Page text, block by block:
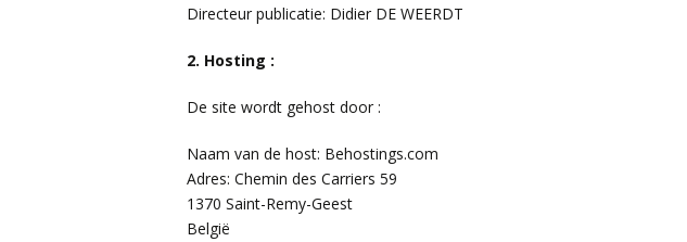
Directeur publicatie: Didier DE WEERDT
2. Hosting :
De site wordt gehost door :
Naam van de host: Behostings.com
Adres: Chemin des Carriers 59
1370 Saint-Remy-Geest
België